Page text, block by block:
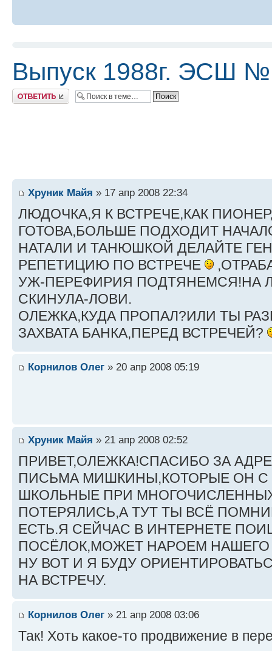
Выпуск 1988г. ЭСШ
Ответить
Хруник Майя » 17 апр 2008 22:34
ЛЮДОЧКА,Я К ВСТРЕЧЕ,КАК
ГОТОВА,БОЛЬШЕ ПОДХОДИТ
НАТАЛИ И ТАНЮШКОЙ ДЕЛАЙТЕ
РЕПЕТИЦИЮ ПО ВСТРЕЧЕ
УЖ-ПЕРЕФИРИЯ ПОДТЯНЕМСЯ!НА
СКИНУЛА-ЛОВИ.
ОЛЕЖКА,КУДА ПРОПАЛ?ИЛИ ТЫ
ЗАХВАТА БАНКА,ПЕРЕД ВСТРЕЧЕЙ?
Корнилов Олег » 20 апр 2008 05:19
Хруник Майя » 21 апр 2008 02:52
ПРИВЕТ,ОЛЕЖКА!СПАСИБО ЗА
ПИСЬМА МИШКИНЫ,КОТОРЫЕ ОН С
ШКОЛЬНЫЕ ПРИ
ПОТЕРЯЛИСЬ,А ТУТ ТЫ ВСЁ
ЕСТЬ.Я СЕЙЧАС В ИНТЕРНЕТЕ
ПОСЁЛОК,МОЖЕТ НАРОЕМ
НУ ВОТ И Я БУДУ
НА ВСТРЕЧУ.
Корнилов Олег » 21 апр 2008 03:06
Так! Хоть какое-то продвижение в